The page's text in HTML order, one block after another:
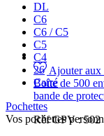
DL
C6
C6 / C5
C5
C4
26
Carré
Pochettes
Vos pochettes
Ajouter aux
Boîte de 500
bande de
Réf GPV :502